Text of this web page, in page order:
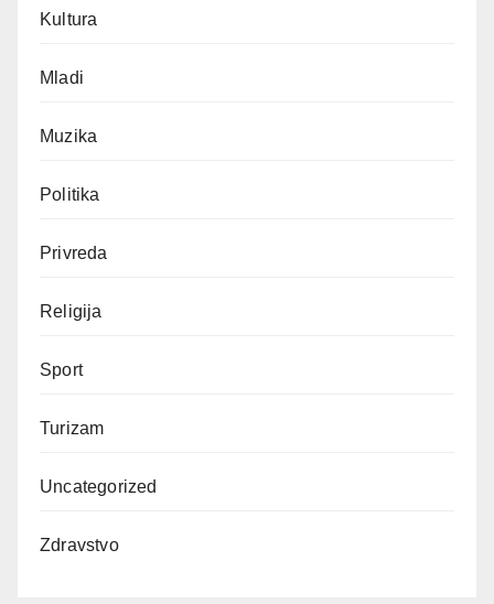
Kultura
Mladi
Muzika
Politika
Privreda
Religija
Sport
Turizam
Uncategorized
Zdravstvo